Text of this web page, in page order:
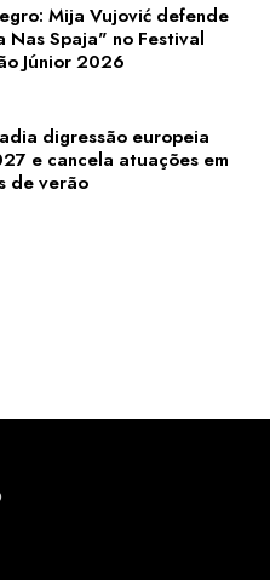
Mija Vujović defende
Nas Spaja" no Festival
Júnior 2026
digressão europeia
e cancela atuações em
de verão